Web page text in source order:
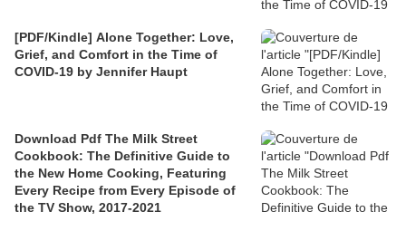
[PDF/Kindle] Alone Together: Love,
Grief, and Comfort in the Time of
COVID-19 by Jennifer Haupt
Download Pdf The Milk Street
Cookbook: The Definitive Guide to
the New Home Cooking, Featuring
Every Recipe from Every Episode of
the TV Show, 2017-2021